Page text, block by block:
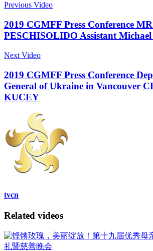
Previous Video
2019 CGMFF Press Conference
PESCHISOLIDO Assistant
Next Video
2019 CGMFF Press Conference
General of Ukraine in Vancouver
KUCEY
tvcn
Related videos